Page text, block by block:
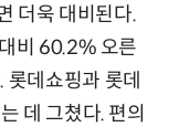
더욱 대비된다.
비 60.2% 오른
데쇼핑과 롯데
데 그쳤다. 편의